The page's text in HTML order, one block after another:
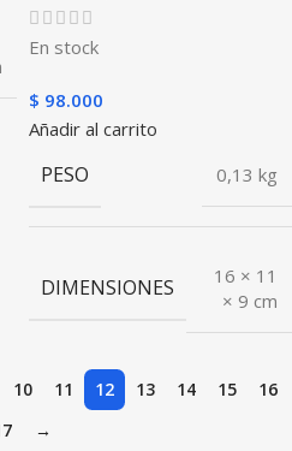
En stock
$ 98.000
Añadir al carrito
PESO 0,13 kg
DIMENSIONES
16 × 11
× 9 cm
10 11 12 13 14 15
16
→